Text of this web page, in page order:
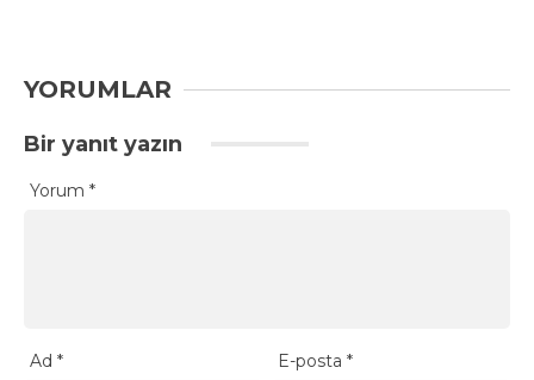
YORUMLAR
Bir yanıt yazın
Yorum *
Ad * E-posta*